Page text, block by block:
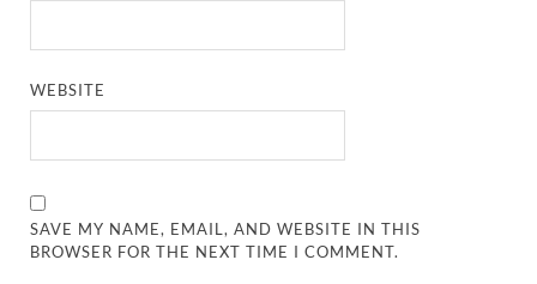
WEBSITE
SAVE MY NAME, EMAIL, AND WEBSITE IN THIS
BROWSER FOR THE NEXT TIME I COMMENT.